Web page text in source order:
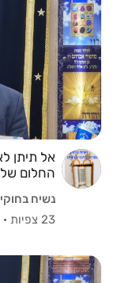
אל תיתן
נשיח
23 צפיות
·